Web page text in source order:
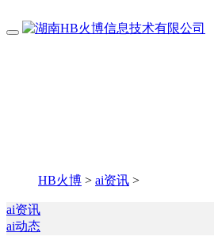
HB火博 > ai资讯 >
ai资讯
ai动态